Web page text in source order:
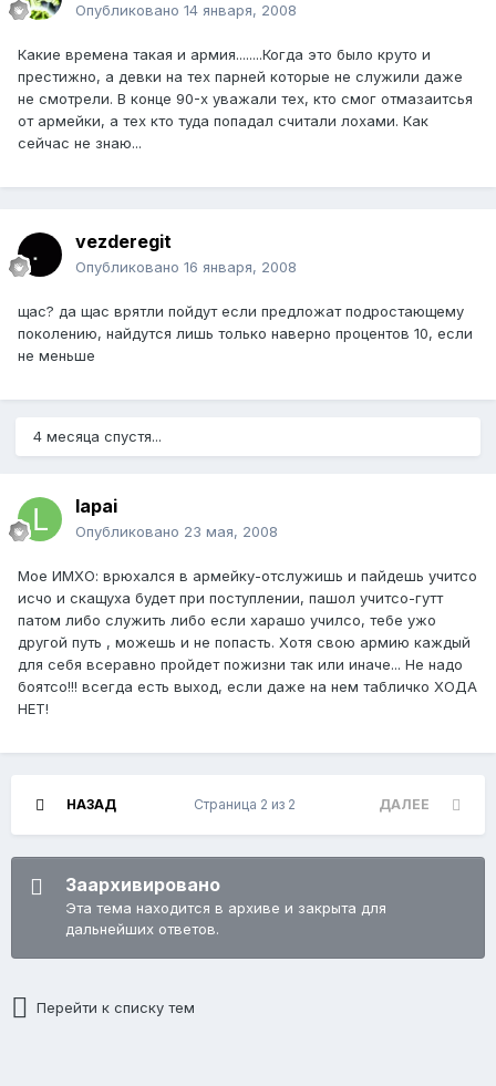
Опубликовано 14 января, 2008
Какие времена такая и армия........Когда это было круто и
престижно, а девки на тех парней которые не служили даже
не смотрели. В конце 90-х уважали тех, кто смог отмазаитсья
от армейки, а тех кто туда попадал считали лохами. Как
сейчас не знаю...
vezderegit
Опубликовано 16 января, 2008
щас? да щас врятли пойдут если предложат подростающему
поколению, найдутся лишь только наверно процентов 10, если
не меньше
4 месяца спустя...
lapai
Опубликовано 23 мая, 2008
Мое ИМХО: врюхался в армейку-отслужишь и пайдешь учитсо
исчо и скащуха будет при поступлении, пашол учитсо-гутт
патом либо служить либо если харашо училсо, тебе ужо
другой путь , можешь и не попасть. Хотя свою армию каждый
для себя всеравно пройдет пожизни так или иначе... Не надо
боятсо!!! всегда есть выход, если даже на нем табличко ХОДА
НЕТ!
НАЗАД ДАЛЕЕ
Страница 2 из 2
Заархивировано
Эта тема находится в архиве и закрыта для
дальнейших ответов.
Перейти к списку тем